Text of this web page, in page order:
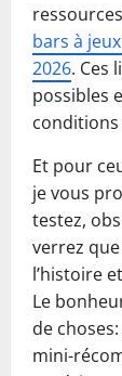
bars à
2026. Ces
possibles
conditions
Et pour
je vous
testez,
verrez
l’histoire
Le
de
mini-